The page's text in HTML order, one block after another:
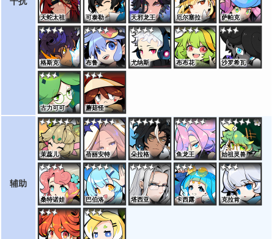
天蛇太祖 可泰勒 天邪龙王 厄尔塞拉 萨帕克
格斯克 布鲁 尤纳斯 布布花 沙罗希瓦
古力可可 蘑菇怪
辅助
茉蕊儿 蓓丽安特 朵拉格 鱼龙王 始祖灵兽
桑特诺娃 巴伯洛 塔西亚 卡西露 克拉肯